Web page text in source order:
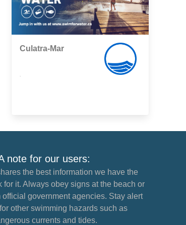
Culatra-Mar
note for our users:
the best information we have the
for it. Always obey signs at the beach or
official government agencies. Stay alert
other swimming hazards such as
currents and tides.